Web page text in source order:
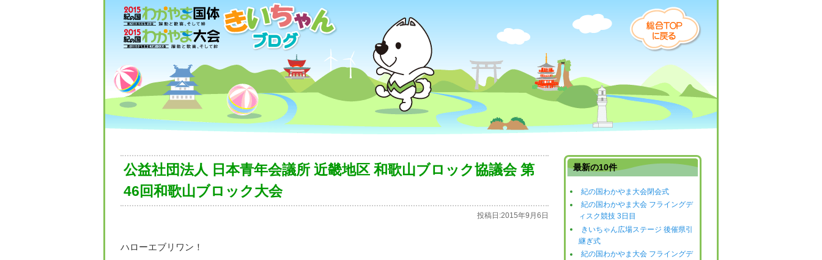
公益社団法人 日本青年会議所 近畿地区 和歌山ブロック協議会 第
46回和歌山ブロック大会
投稿日:2015年9月6日
ハローエブリワン！
最新の10件
紀の国わかやま大会閉会式
紀の国わかやま大会 フライングデ
ィスク競技 3日目
きいちゃん広場ステージ 後催県引
継ぎ式
紀の国わかやま大会 フライングデ